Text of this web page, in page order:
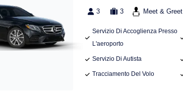
3 3 Meet & Greet
Servizio Di Accoglienza Presso
L'aeroporto
Servizio Di Autista
Tracciamento Del Volo